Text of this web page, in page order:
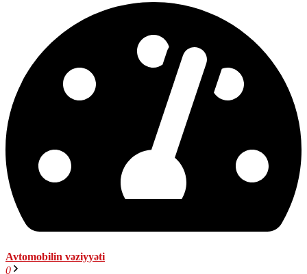
Avtomobilin vəziyyəti
0